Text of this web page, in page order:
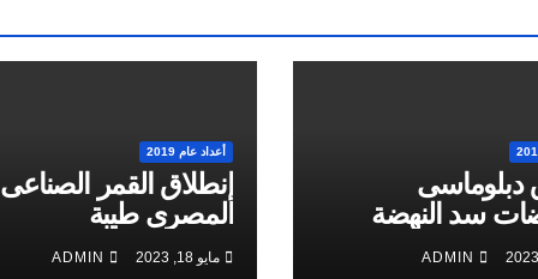
دبلوماسى
سد النهضة
ADMIN
أعداد عام 2019
إنطلاق القمر الصناعى
المصرى طيبة
مايو 18, 2023 ADMIN